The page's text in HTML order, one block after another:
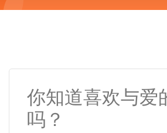
你知道喜欢与爱
吗？